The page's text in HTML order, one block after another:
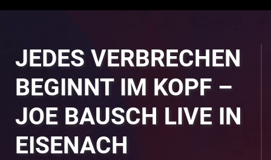
JEDES VERBRECHEN
BEGINNT IM KOPF –
JOE BAUSCH LIVE IN
EISENACH